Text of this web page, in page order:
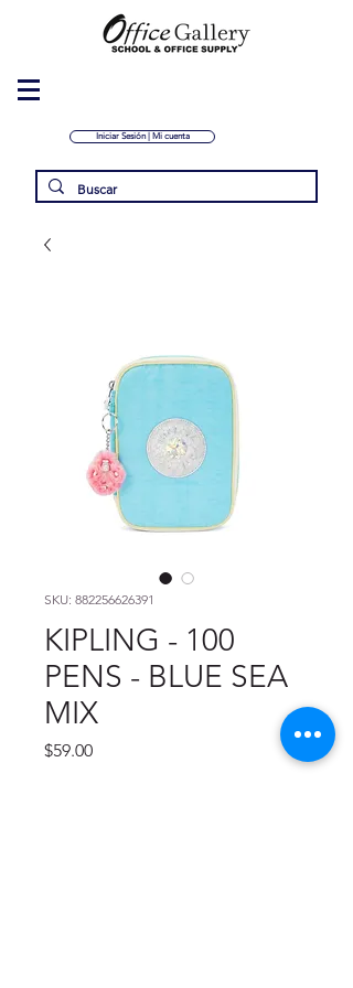
Iniciar Sesión | Mi cuenta
SKU: 882256626391
KIPLING - 100
PENS - BLUE SEA
MIX
$59.00Precio